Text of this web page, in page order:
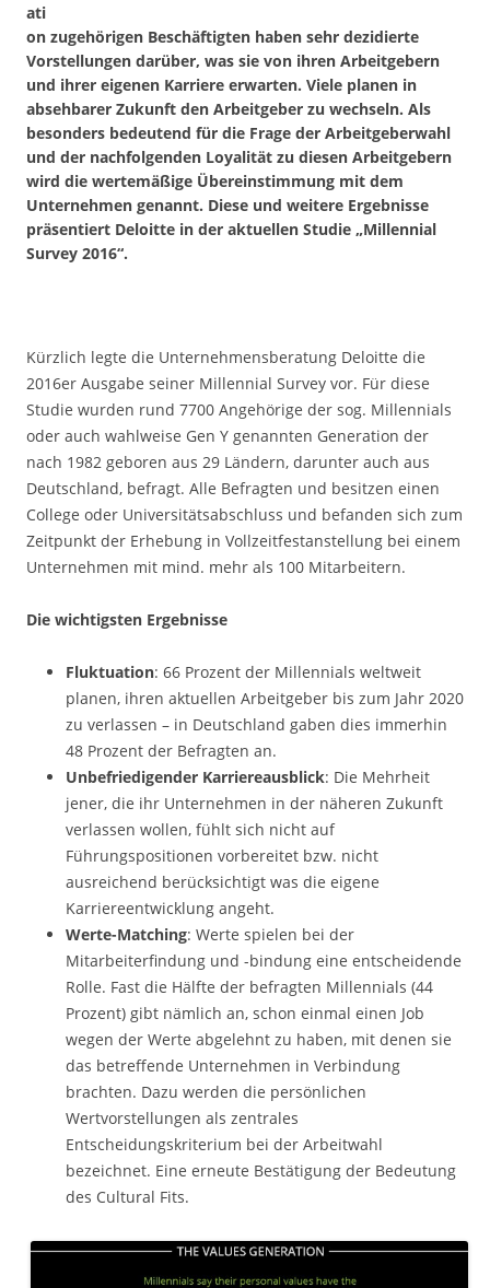
ati
on zugehörigen Beschäftigten haben sehr dezidierte
Vorstellungen darüber, was sie von ihren Arbeitgebern
und ihrer eigenen Karriere erwarten. Viele planen in
absehbarer Zukunft den Arbeitgeber zu wechseln. Als
besonders bedeutend für die Frage der Arbeitgeberwahl
und der nachfolgenden Loyalität zu diesen Arbeitgebern
wird die wertemäßige Übereinstimmung mit dem
Unternehmen genannt. Diese und weitere Ergebnisse
präsentiert Deloitte in der aktuellen Studie „Millennial
Survey 2016“.
Kürzlich legte die Unternehmensberatung Deloitte die
2016er Ausgabe seiner Millennial Survey vor. Für diese
Studie wurden rund 7700 Angehörige der sog. Millennials
oder auch wahlweise Gen Y genannten Generation der
nach 1982 geboren aus 29 Ländern, darunter auch aus
Deutschland, befragt. Alle Befragten und besitzen einen
College oder Universitätsabschluss und befanden sich zum
Zeitpunkt der Erhebung in Vollzeitfestanstellung bei einem
Unternehmen mit mind. mehr als 100 Mitarbeitern.
Die wichtigsten Ergebnisse
Fluktuation: 66 Prozent der Millennials weltweit
planen, ihren aktuellen Arbeitgeber bis zum Jahr 2020
zu verlassen – in Deutschland gaben dies immerhin
48 Prozent der Befragten an.
Unbefriedigender Karriereausblick: Die Mehrheit
jener, die ihr Unternehmen in der näheren Zukunft
verlassen wollen, fühlt sich nicht auf
Führungspositionen vorbereitet bzw. nicht
ausreichend berücksichtigt was die eigene
Karriereentwicklung angeht.
Werte-Matching: Werte spielen bei der
Mitarbeiterfindung und -bindung eine entscheidende
Rolle. Fast die Hälfte der befragten Millennials (44
Prozent) gibt nämlich an, schon einmal einen Job
wegen der Werte abgelehnt zu haben, mit denen sie
das betreffende Unternehmen in Verbindung
brachten. Dazu werden die persönlichen
Wertvorstellungen als zentrales
Entscheidungskriterium bei der Arbeitwahl
bezeichnet. Eine erneute Bestätigung der Bedeutung
des Cultural Fits.